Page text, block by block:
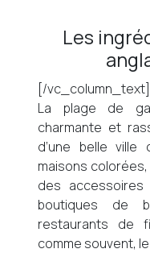
Les
[/
La plage de
charmante et
d’une belle ville
maisons
des
boutiques de
restaurants de
comme souvent,